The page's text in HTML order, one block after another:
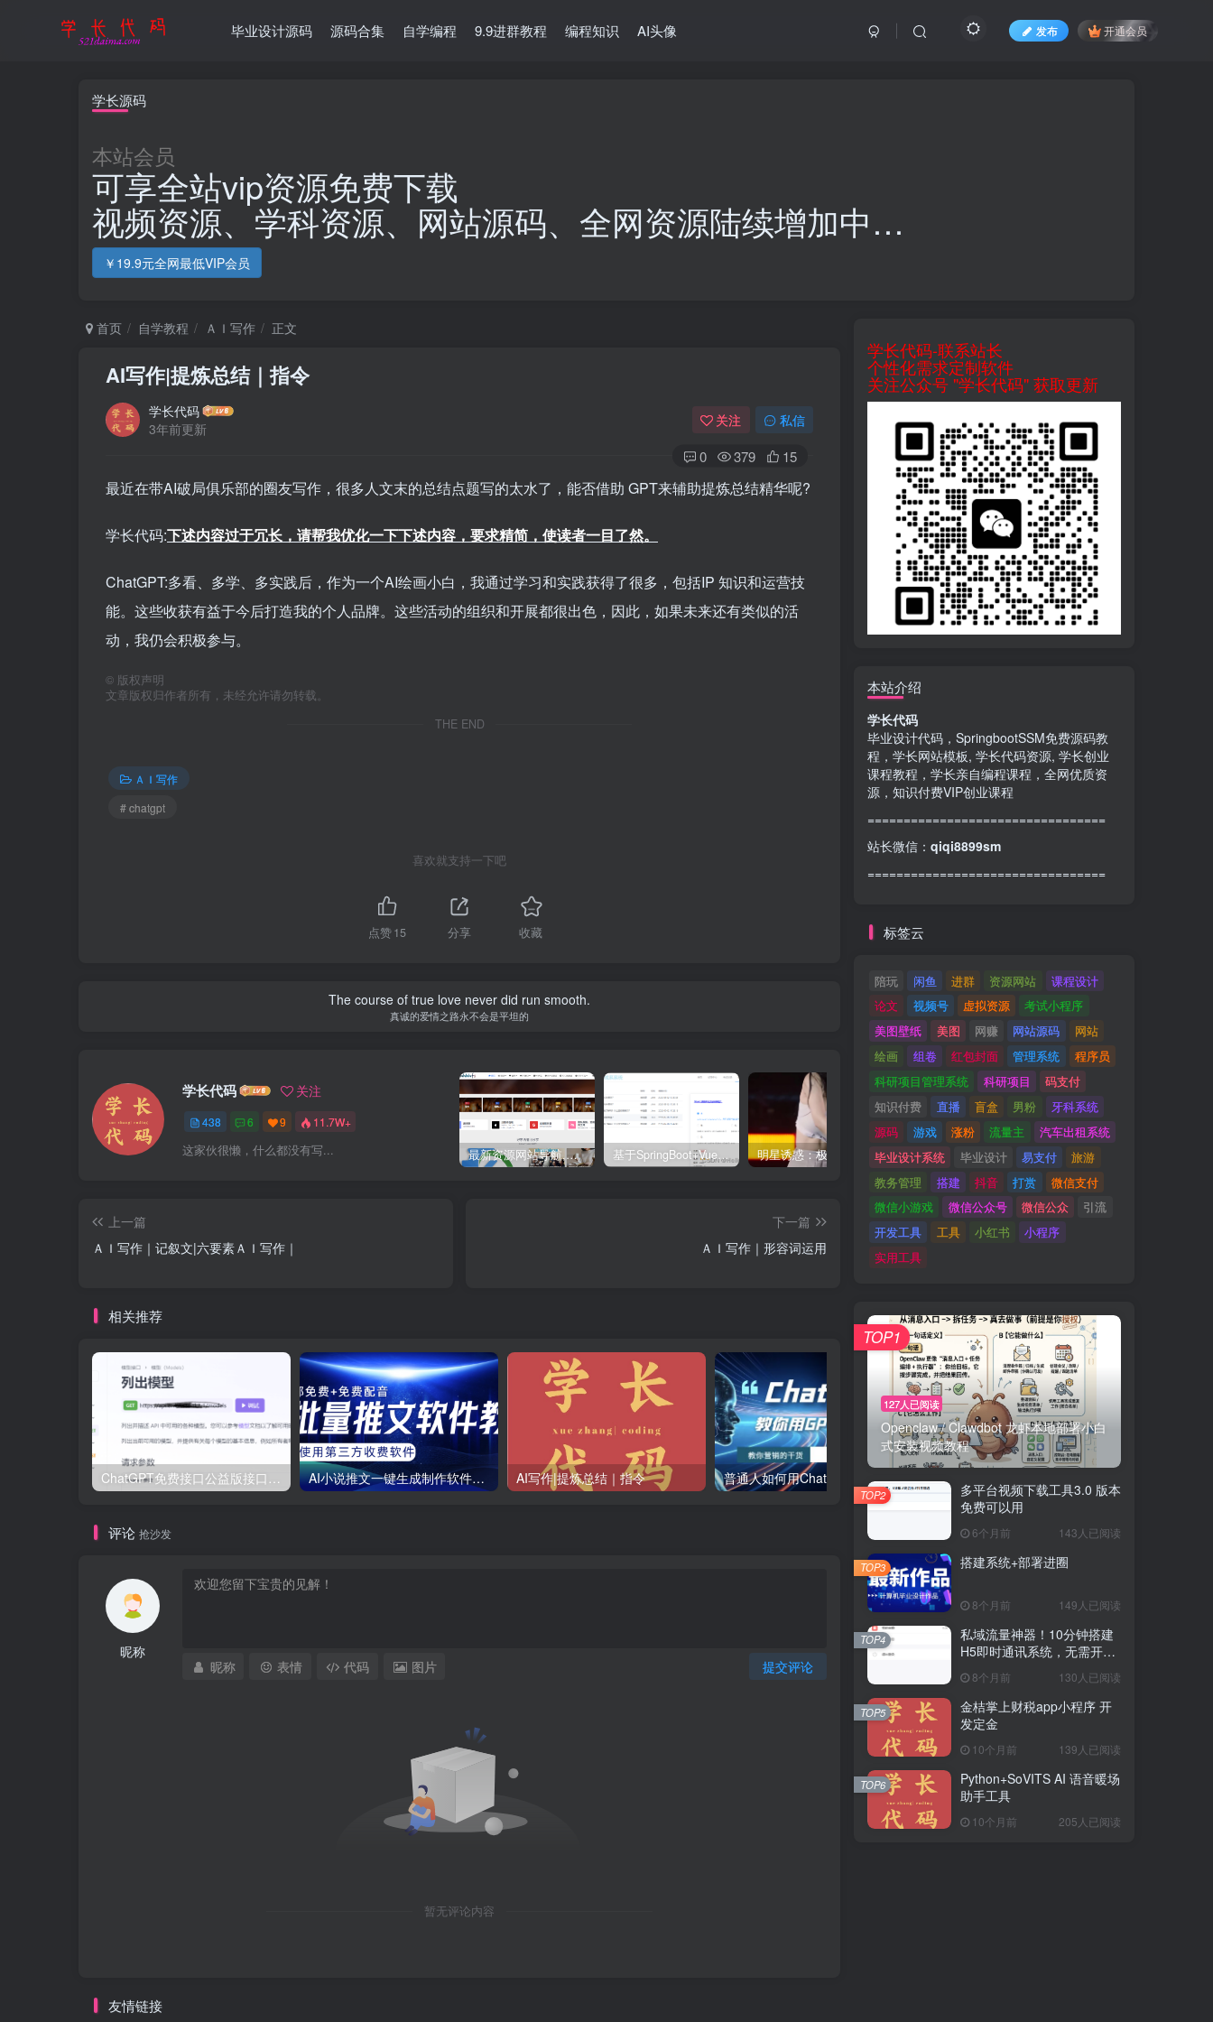
毕业设计源码 源码合集 自学编程 9.9进群教程 编程知识 AI头像 发布 开通会员
学长源码
本站会员
可享全站vip资源免费下载
视频资源、学科资源、网站源码、全网资源陆续增加中…
￥19.9元全网最低VIP会员
首页 自学教程 ＡＩ写作 正文
AI写作|提炼总结｜指令
学长代码
3年前更新
关注 私信
0 379 15
最近在带AI破局俱乐部的圈友写作，很多人文末的总结点题写的太水了，能否借助 GPT来辅助提炼总结精华呢?
学长代码:下述内容过于冗长，请帮我优化一下下述内容，要求精简，使读者一目了然。
ChatGPT:多看、多学、多实践后，作为一个AI绘画小白，我通过学习和实践获得了很多，包括IP 知识和运营技
能。这些收获有益于今后打造我的个人品牌。这些活动的组织和开展都很出色，因此，如果未来还有类似的活
动，我仍会积极参与。
© 版权声明
文章版权归作者所有，未经允许请勿转载。
THE END
ＡＩ写作
# chatgpt
喜欢就支持一下吧
点赞15 分享 收藏
The course of true love never did run smooth.
真诚的爱情之路永不会是平坦的
学长代码 关注
438 6 9 11.7W+
这家伙很懒，什么都没有写... 最新资源网站导航,让你的资源爆满！推荐5个优质互联网资源分享网站 基于SpringBoot+Vue.js智能考试系统(源码+文档+视频+包运行)
上一篇
ＡＩ写作｜记叙文|六要素ＡＩ写作｜
下一篇
ＡＩ写作｜形容词运用
相关推荐
ChatGPT免费接口公益版接口！3.5与4.0接口模型最新分享 AI小说推文一键生成制作软件免费_月入过万没问题 AI写作|提炼总结｜指令 普通人如何用ChatGPT赚钱 ＡＩ写作｜形容词运用
评论 抢沙发
昵称
提交评论
昵称 表情 代码 图片
暂无评论内容
学长代码-联系站长
个性化需求定制软件
关注公众号 "学长代码" 获取更新
本站介绍
学长代码
毕业设计代码，SpringbootSSM免费源码教
程，学长网站模板, 学长代码资源, 学长创业
课程教程，学长亲自编程课程，全网优质资
源，知识付费VIP创业课程
=================================
站长微信： qiqi8899sm
=================================
标签云
陪玩 闲鱼 进群 资源网站
课程设计
论文
视频号 虚拟资源
考试小程序
美图壁纸
美图 网赚 网站源码
网站
绘画
组卷 红包封面 管理系统
程序员
科研项目管理系统
科研项目
码支付
知识付费
直播 盲盒 男粉
牙科系统
源码
游戏 涨粉 流量主
汽车出租系统
毕业设计系统
毕业设计 易支付
旅游
教务管理
搭建 抖音 打赏
微信支付
微信小游戏
微信公众号 微信公众
引流
开发工具
工具 小红书
小程序
实用工具
127人已阅读
Openclaw / Clawdbot 龙虾本地部署小白
式安装视频教程
TOP1
多平台视频下载工具3.0 版本
免费可以用
6个月前 143人已阅读
TOP2
搭建系统+部署进圈
8个月前 149人已阅读
TOP3
私域流量神器！10分钟搭建
H5即时通讯系统，无需开
8个月前 130人已阅读
TOP4
金桔掌上财税app小程序 开
发定金
10个月前 139人已阅读
TOP5
Python+SoVITS AI 语音暖场
助手工具
10个月前 205人已阅读
TOP6
友情链接